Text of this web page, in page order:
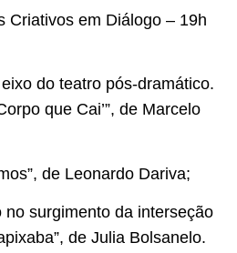
Criativos em Diálogo – 19h
do teatro pós-dramático.
que Cai’”, de Marcelo
de Leonardo Dariva;
no surgimento da interseção
de Julia Bolsanelo.